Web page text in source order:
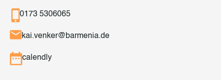
0173 5306065
kai.venker@barmenia.de
calendly